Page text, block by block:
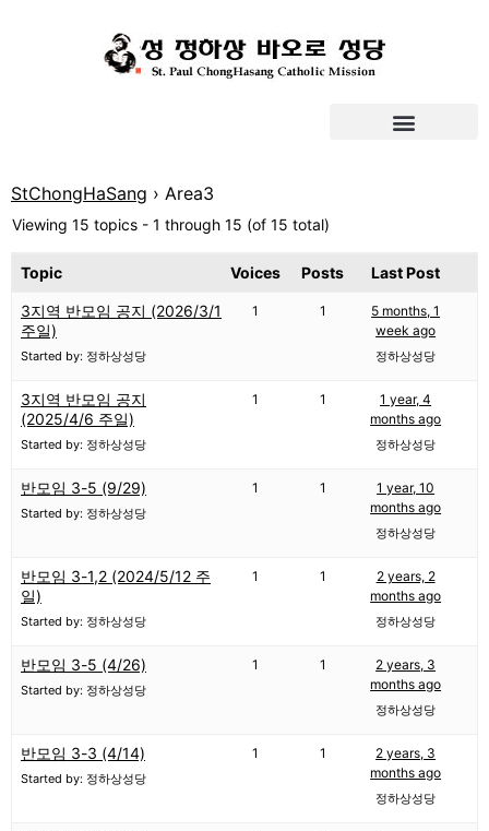
StChongHaSang › Area3
Viewing 15 topics - 1 through 15 (of 15 total)
Topic Voices Posts Last Post
3지역 반모임 공지 (2026/3/1
주일)
Started by: 정하상성당
1 1
5 months, 1
week ago
정하상성당
3지역 반모임 공지
(2025/4/6 주일)
Started by: 정하상성당
1 1
1 year, 4
months ago
정하상성당
반모임 3-5 (9/29)
Started by: 정하상성당
1 1
1 year, 10
months ago
정하상성당
반모임 3-1,2 (2024/5/12 주
일)
Started by: 정하상성당
1 1
2 years, 2
months ago
정하상성당
반모임 3-5 (4/26)
Started by: 정하상성당
1 1
2 years, 3
months ago
정하상성당
반모임 3-3 (4/14)
Started by: 정하상성당
1 1
2 years, 3
months ago
정하상성당